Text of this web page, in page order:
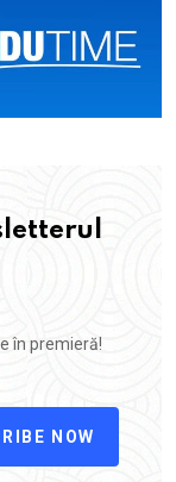
în premieră!
NOW